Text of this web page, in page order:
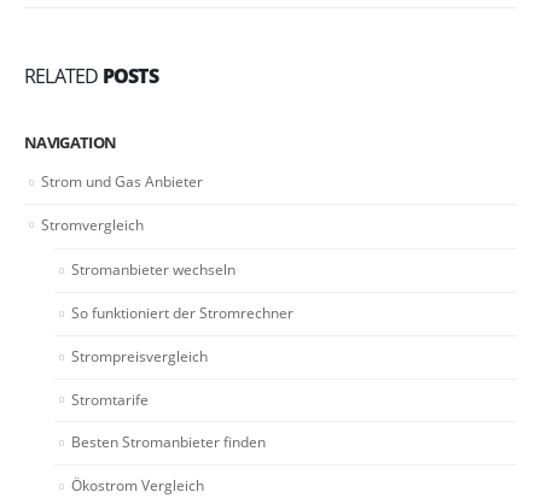
RELATED POSTS
NAVIGATION
Strom und Gas Anbieter
Stromvergleich
Stromanbieter wechseln
So funktioniert der Stromrechner
Strompreisvergleich
Stromtarife
Besten Stromanbieter finden
Ökostrom Vergleich